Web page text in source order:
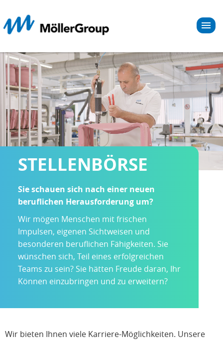
STELLENBÖRSE
Sie schauen sich nach einer neuen
beruflichen Herausforderung um?
Wir mögen Menschen mit frischen
Impulsen, eigenen Sichtweisen und
besonderen beruflichen Fähigkeiten. Sie
wünschen sich, Teil eines erfolgreichen
Teams zu sein? Sie hätten Freude daran, Ihr
Können einzubringen und zu erweitern?
Wir bieten Ihnen viele Karriere-Möglichkeiten. Unsere